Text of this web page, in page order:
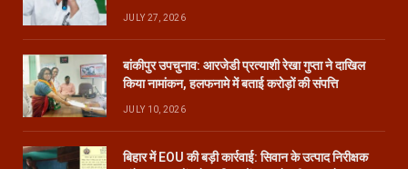
JULY 27, 2026
बांकीपुर उपचुनाव: आरजेडी प्रत्याशी रेखा गुप्ता ने दाखिल
किया नामांकन, हलफनामे में बताई करोड़ों की संपत्ति
JULY 10, 2026
बिहार में EOU की बड़ी कार्रवाई: सिवान के उत्पाद निरीक्षक